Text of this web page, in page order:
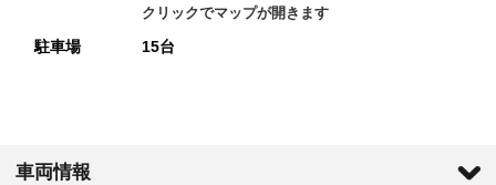
クリックでマップが開きます
駐車場 15台
車両情報